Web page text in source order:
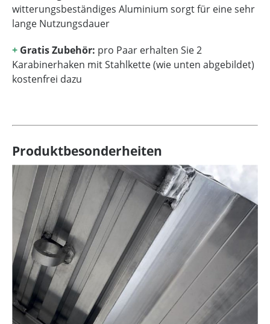
witterungsbeständiges Aluminium sorgt für eine sehr
lange Nutzungsdauer
+ Gratis Zubehör: pro Paar erhalten Sie 2
Karabinerhaken mit Stahlkette (wie unten abgebildet)
kostenfrei dazu
Produktbesonderheiten